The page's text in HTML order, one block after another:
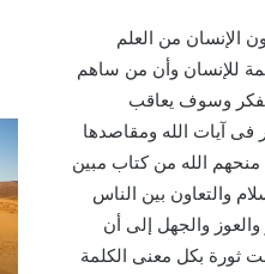
الإنسان من العلم
للإنسان وأن من ساهم
وسوف يعاقب
فى آيات الله ومقاصدها
الله من كتاب مبين
والتعاون بين الناس
والجهل إلى أن
ثورة بكل معنى الكلمة
صور